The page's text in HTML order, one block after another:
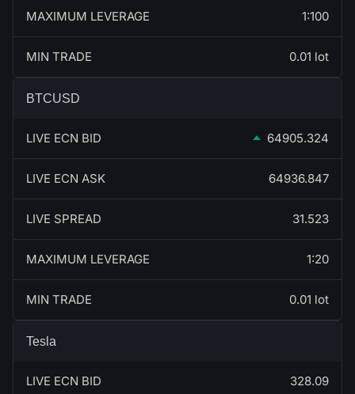
MAXIMUM LEVERAGE 1:100
MIN TRADE 0.01 lot
BTCUSD
LIVE ECN BID 64905.324
LIVE ECN ASK 64936.847
LIVE SPREAD 31.523
MAXIMUM LEVERAGE 1:20
MIN TRADE 0.01 lot
Tesla
LIVE ECN BID 328.09